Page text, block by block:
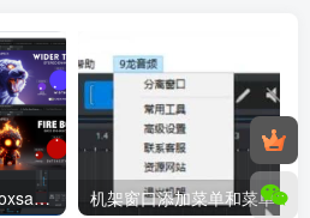
提取插件64位封装专用 voxsamples动物六件套（正版）+duck混响